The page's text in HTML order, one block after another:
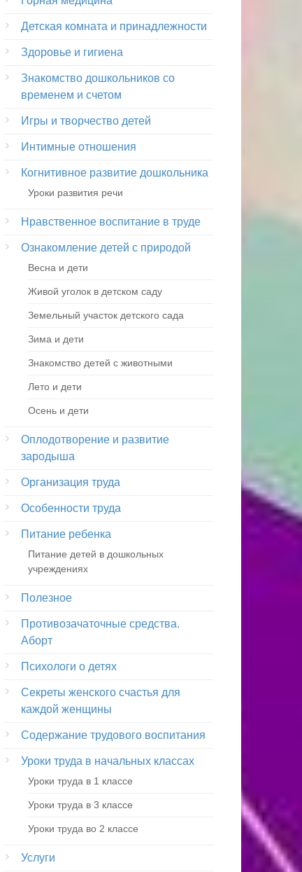
Детская комната и принадлежности
Здоровье и гигиена
Знакомство дошкольников со
временем и счетом
Игры и творчество детей
Интимные отношения
Когнитивное развитие дошкольника
Уроки развития речи
Нравственное воспитание в труде
Ознакомление детей с природой
Весна и дети
Живой уголок в детском саду
Земельный участок детского сада
Зима и дети
Знакомство детей с животными
Лето и дети
Осень и дети
Оплодотворение и развитие
зародыша
Организация труда
Особенности труда
Питание ребенка
Питание детей в дошкольных
учреждениях
Полезное
Противозачаточные средства.
Аборт
Психологи о детях
Секреты женского счастья для
каждой женщины
Содержание трудового воспитания
Уроки труда в начальных классах
Уроки труда в 1 классе
Уроки труда в 3 классе
Уроки труда во 2 классе
Услуги